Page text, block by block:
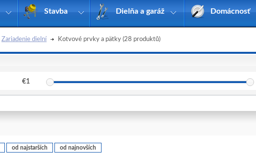
Zariadenie dielní Kotvové prvky a pätky (28 produktů)
€1
od najstarších od najnovších
Stavba Dielňa a garáž Domácnosť